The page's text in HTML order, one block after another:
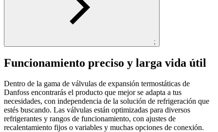
;
Funcionamiento preciso y larga vida útil
Dentro de la gama de válvulas de expansión termostáticas de
Danfoss encontrarás el producto que mejor se adapta a tus
necesidades, con independencia de la solución de refrigeración que
estés buscando. Las válvulas están optimizadas para diversos
refrigerantes y rangos de funcionamiento, con ajustes de
recalentamiento fijos o variables y muchas opciones de conexión.